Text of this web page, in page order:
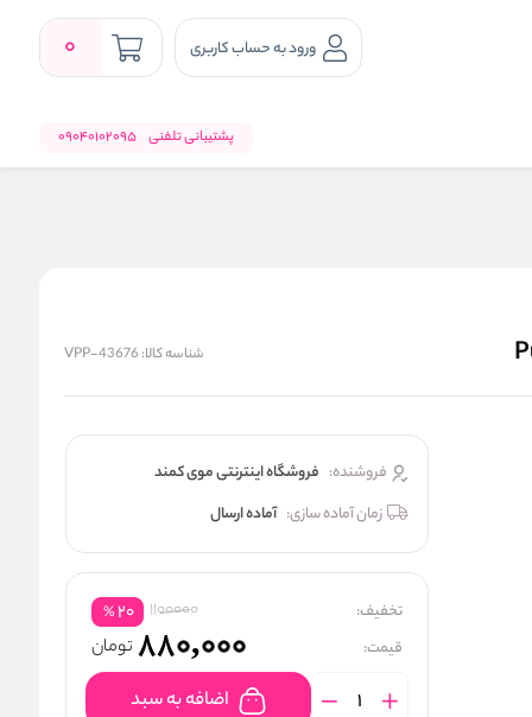
ورود به حساب کاربری 0
پشتیبانی تلفنی 09040102095
شناسه کالا: VPP-43676
فروشنده: فروشگاه اینترنتی موی کمند
زمان آماده سازی: آماده ارسال
تخفیف: 1100000
20
%
قیمت: 880,000 تومان
اضافه به سبد